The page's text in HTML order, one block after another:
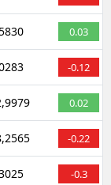
0.03
-0.12
0.02
-0.22
-0.3